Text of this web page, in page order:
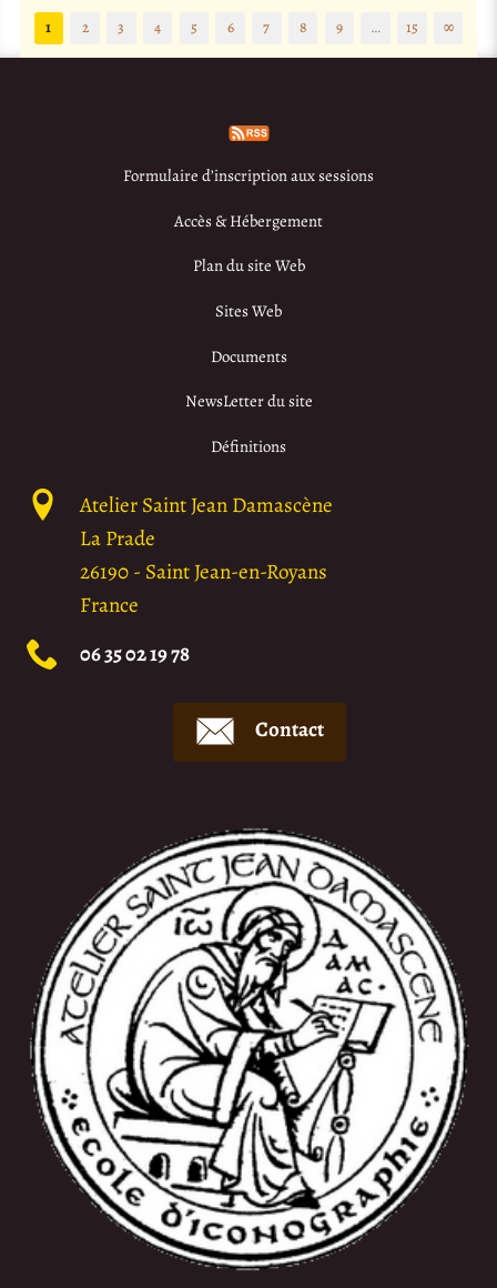
1
2 3 4 5 6 7 8 9 … 15 ∞
Formulaire d’inscription aux sessions
Accès & Hébergement
Plan du site Web
Sites Web
Documents
NewsLetter du site
Définitions
Atelier Saint Jean Damascène
La Prade
26190- Saint Jean-en-Royans
France
06 35 02 19 78
Contact